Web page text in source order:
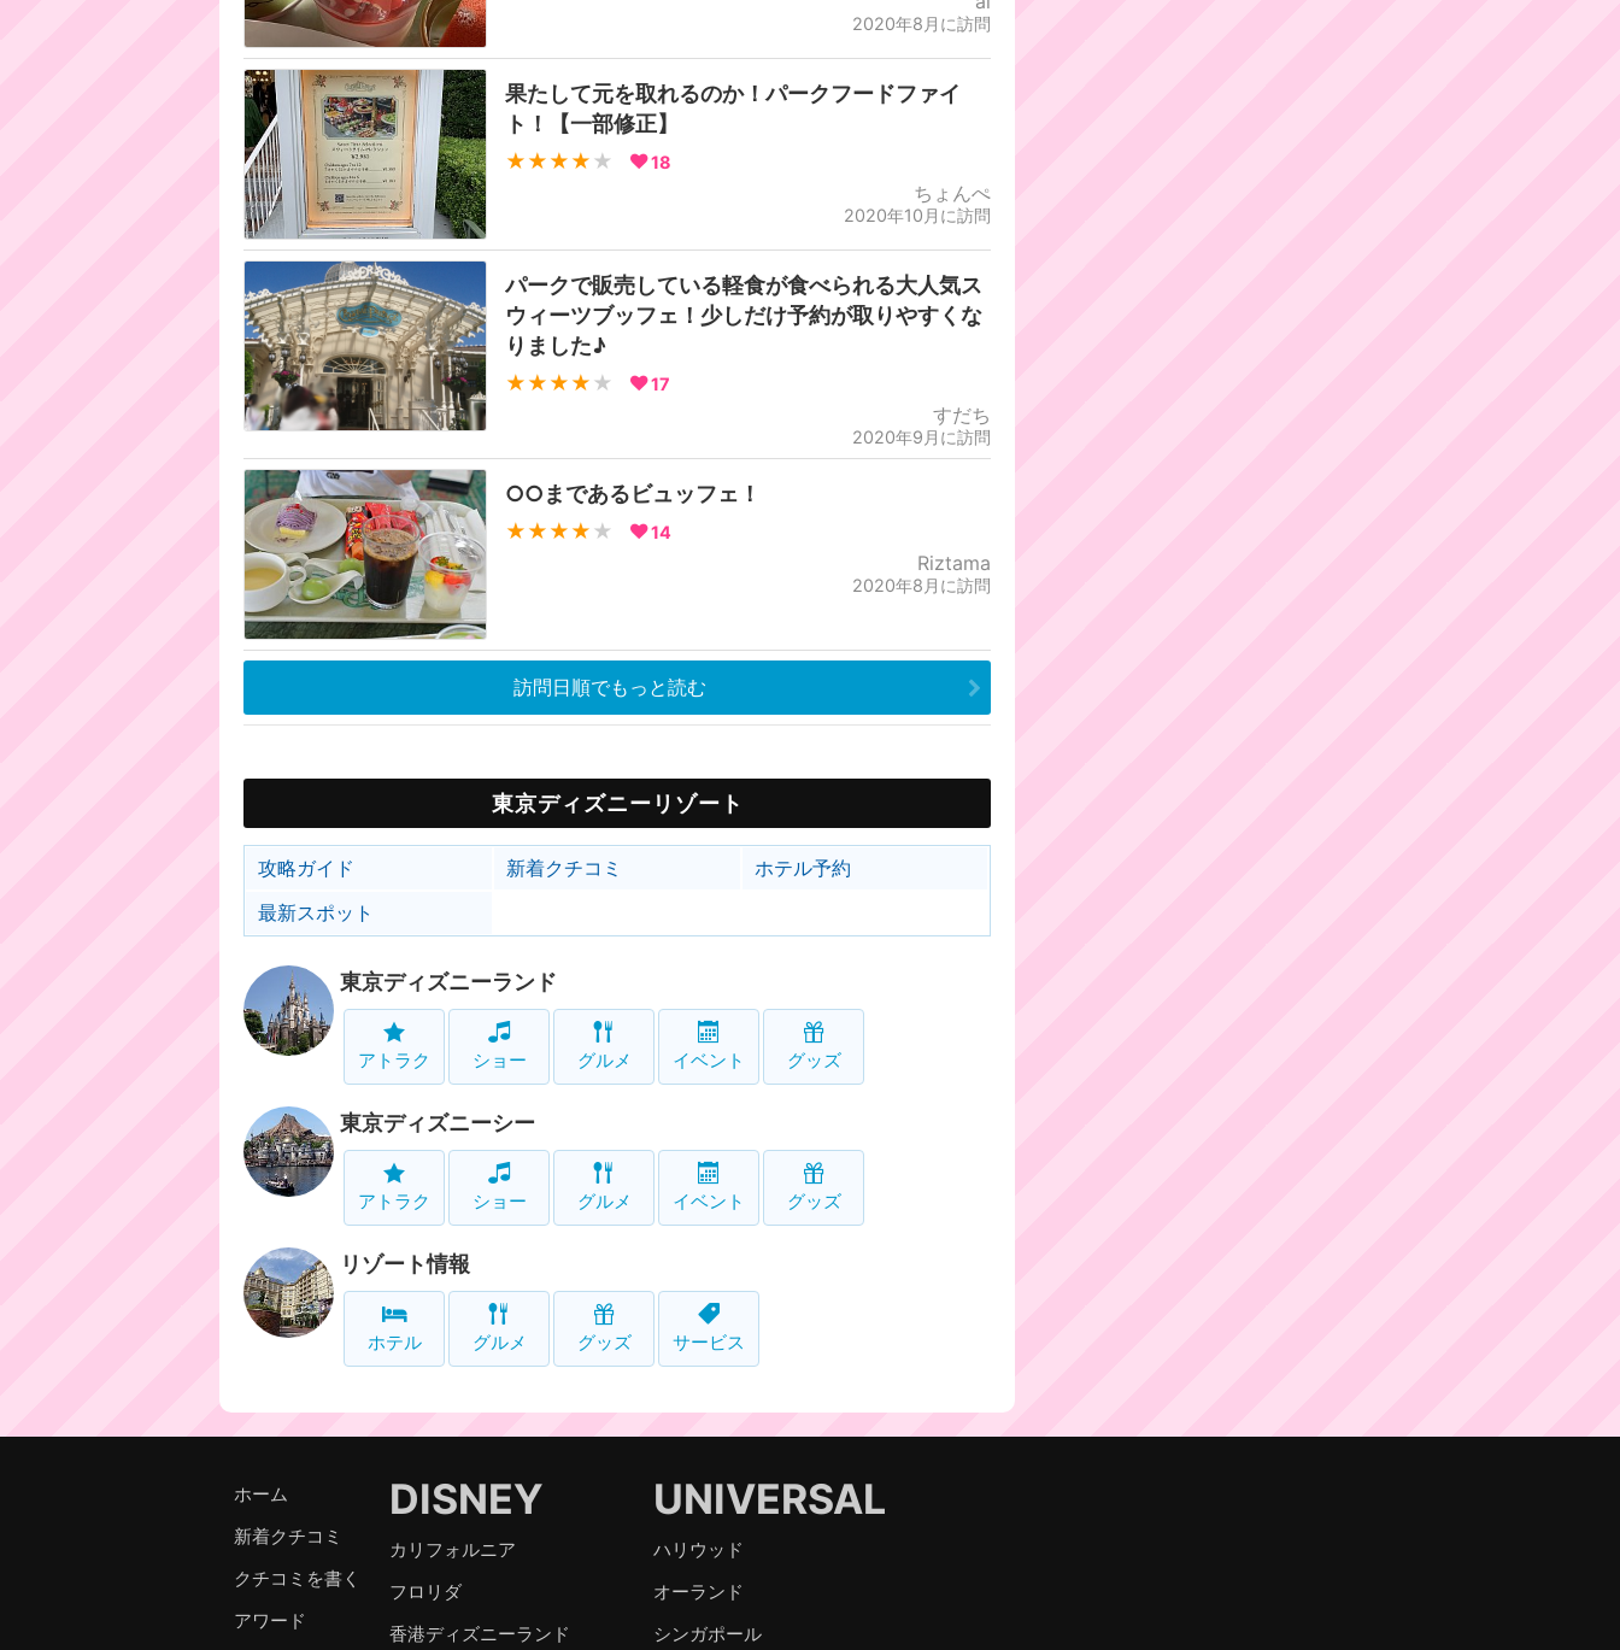
2020年8月に訪問
果たして元を取れるのか！パークフードファイ
ト！【一部修正】
★★★★ ★ 18
ちょんぺ
2020年10月に訪問
パークで販売している軽食が食べられる大人気ス
ウィーツブッフェ！少しだけ予約が取りやすくな
りました♪
★★★★ ★ 17
すだち
2020年9月に訪問
○○まであるビュッフェ！
★★★★ ★ 14
Riztama
2020年8月に訪問
訪問日順でもっと読む
東京ディズニーリゾート
攻略ガイド 新着クチコミ
ホテル予約
最新スポット
東京ディズニーランド
アトラク ショー グルメ イベント グッズ
東京ディズニーシー
アトラク ショー グルメ イベント グッズ
リゾート情報
ホテル グルメ グッズ サービス
ホーム
新着クチコミ
クチコミを書く
アワード
DISNEY
カリフォルニア
フロリダ
香港ディズニーランド
UNIVERSAL
ハリウッド
オーランド
シンガポール